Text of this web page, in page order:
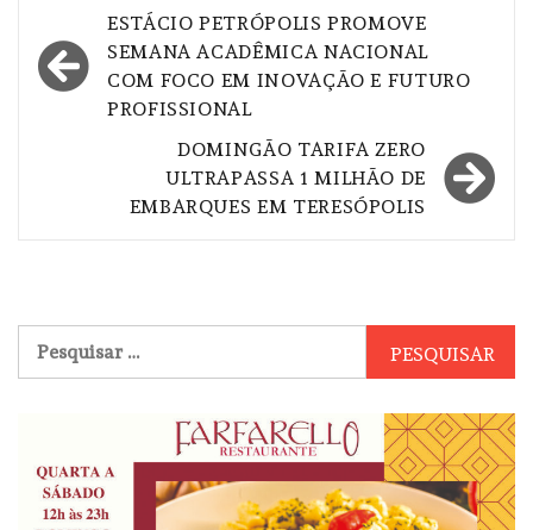
Navegação
de
Post
ESTÁCIO PETRÓPOLIS PROMOVE
SEMANA ACADÊMICA NACIONAL
COM FOCO EM INOVAÇÃO E FUTURO
PROFISSIONAL
DOMINGÃO TARIFA ZERO
ULTRAPASSA 1 MILHÃO DE
EMBARQUES EM TERESÓPOLIS